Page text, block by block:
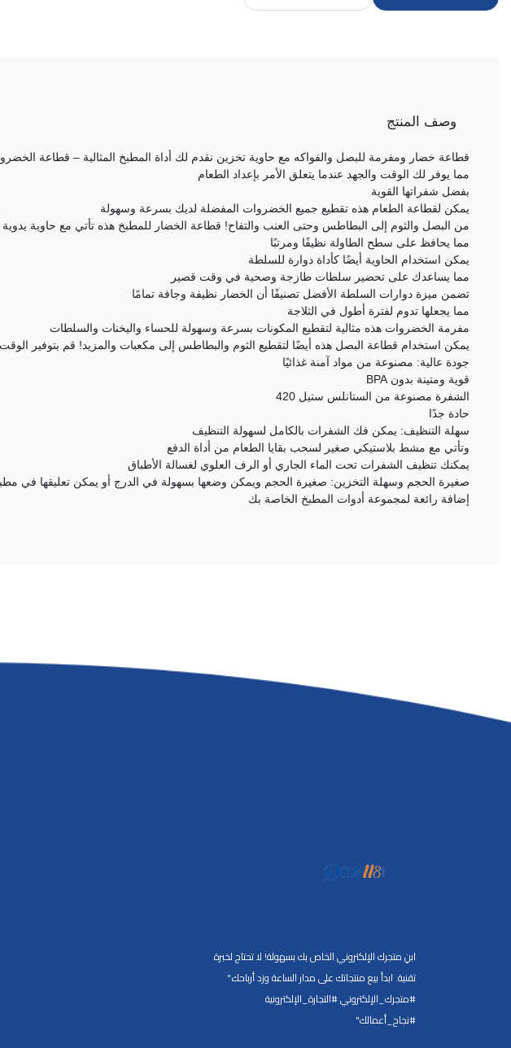
وصف المنتج
قطاعة خضار ومفرمة للبصل والفواكه مع حاوية تخزين نقدم لك أداة المطبخ المثالية – قطاعة
مما يوفر لك الوقت والجهد عندما يتعلق الأمر بإعداد الطعام
بفضل شفراتها القوية
يمكن لقطاعة الطعام هذه تقطيع جميع الخضروات المفضلة لديك بسرعة وسهولة
من البصل والثوم إلى البطاطس وحتى العنب والتفاح! قطاعة الخضار للمطبخ هذه تأتي مع حاوية
مما يحافظ على سطح الطاولة نظيفًا ومرتبًا
يمكن استخدام الحاوية أيضًا كأداة دوارة للسلطة
مما يساعدك على تحضير سلطات طازجة وصحية في وقت قصير
تضمن ميزة دوارات السلطة الأفضل تصنيفًا أن الخضار نظيفة وجافة تمامًا
مما يجعلها تدوم لفترة أطول في الثلاجة
مفرمة الخضروات هذه مثالية لتقطيع المكونات بسرعة وسهولة للحساء واليخنات والسلطات
يمكن استخدام قطاعة البصل هذه أيضًا لتقطيع الثوم والبطاطس إلى مكعبات والمزيد! قم بتوفير الوقت في تحضير الخضروات بفضل وجود 8 شفرات قابلة
جودة عالية: مصنوعة من مواد آمنة غذائيًا
قوية ومتينة بدون BPA
الشفرة مصنوعة من الستانلس ستيل 420
حادة جدًا
سهلة التنظيف: يمكن فك الشفرات بالكامل لسهولة التنظيف
وتأتي مع مشط بلاستيكي صغير لسحب بقايا الطعام من أداة الدفع
يمكنك تنظيف الشفرات تحت الماء الجاري أو الرف العلوي لغسالة الأطباق
صغيرة الحجم وسهلة التخزين: صغيرة الحجم ويمكن وضعها بسهولة في الدرج أو يمكن تعليقها في
إضافة رائعة لمجموعة أدوات المطبخ الخاصة بك
ابنِ متجرك الإلكتروني الخاص بك بسهولة! لا تحتاج لخبرة
تقنية. ابدأ بيع منتجاتك على مدار الساعة وزد أرباحك."
#متجرك_الإلكتروني #التجارة_الإلكترونية
#نجاح_أعمالك"